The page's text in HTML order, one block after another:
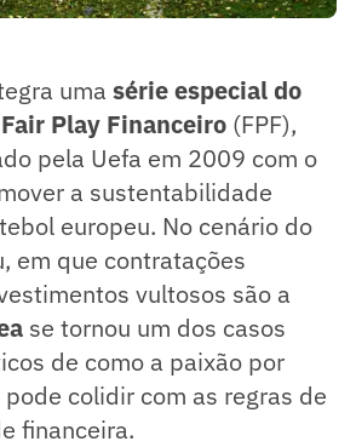
uma série especial do
Play Financeiro (FPF),
pela Uefa em 2009 com o
a sustentabilidade
europeu. No cenário do
em que contratações
vultosos são a
se tornou um dos casos
de como a paixão por
colidir com as regras de
financeira.